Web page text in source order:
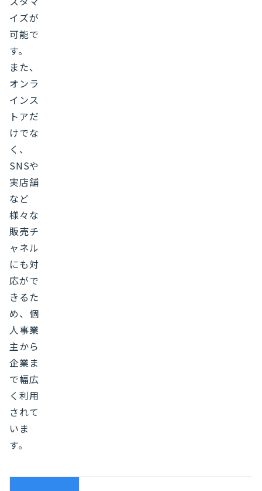
イズが
可能で
す。
また、
オンラ
インス
トアだ
けでな
く、
SNSや
実店舗
など
様々な
販売チ
ャネル
にも対
応がで
きるた
め、個
人事業
主から
企業ま
で幅広
く利用
されて
いま
す。